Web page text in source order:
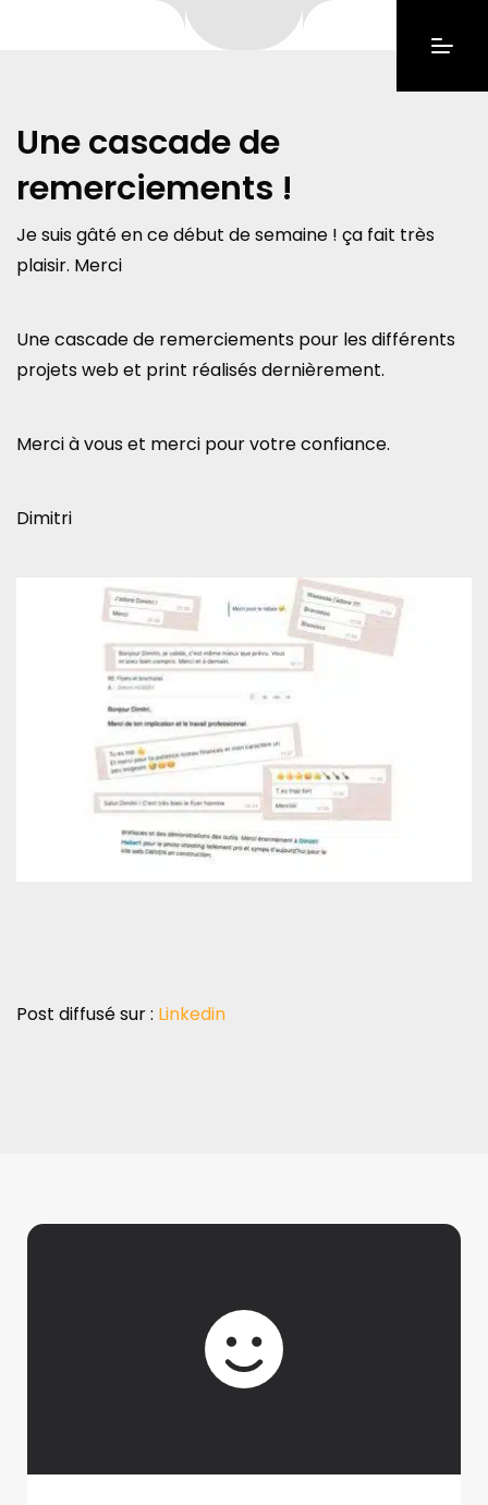
Une cascade de
remerciements !
Je suis gâté en ce début de semaine ! ça fait très
plaisir. Merci
Une cascade de remerciements pour les différents
projets web et print réalisés dernièrement.
Merci à vous et merci pour votre confiance.
Dimitri
Post diffusé sur : Linkedin